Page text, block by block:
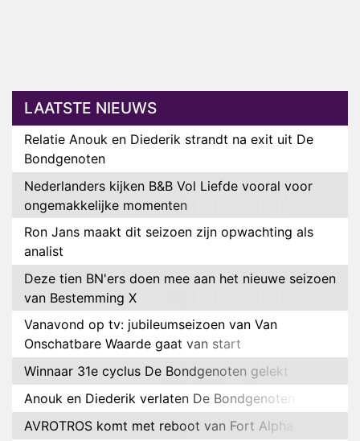
LAATSTE NIEUWS
Relatie Anouk en Diederik strandt na exit uit De
Bondgenoten
Nederlanders kijken B&B Vol Liefde vooral voor
ongemakkelijke momenten
Ron Jans maakt dit seizoen zijn opwachting als
analist
Deze tien BN'ers doen mee aan het nieuwe seizoen
van Bestemming X
Vanavond op tv: jubileumseizoen van Van
Onschatbare Waarde gaat van start
Winnaar 31e cyclus De Bondgenoten gelekt
Anouk en Diederik verlaten De Bondgenoten
AVROTROS komt met reboot van Fort Alpha